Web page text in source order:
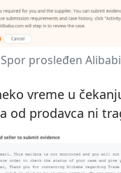
Spor prosleđen Alibabi
vreme u
od prodavca ni